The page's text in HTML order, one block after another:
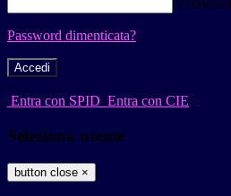
Password
Password dimenticata?
-
Entra con SPID Entra con CIE
Seleziona utente
button close ×